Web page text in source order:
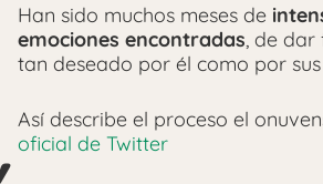
Han sido muchos meses de
emociones encontradas, de dar
tan deseado por él como por
Así describe el proceso el
oficial de Twitter